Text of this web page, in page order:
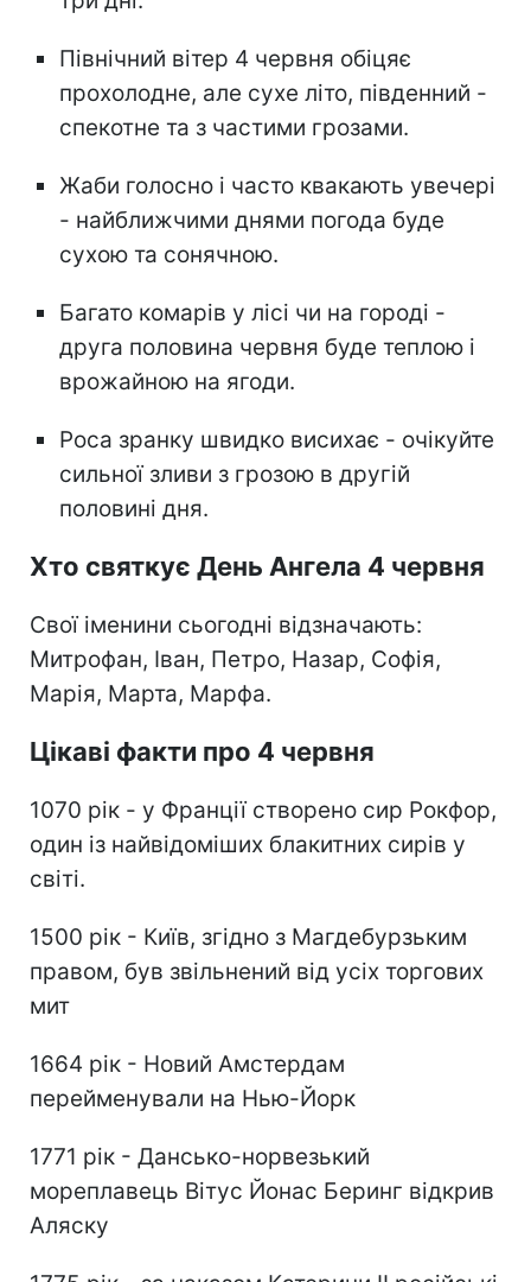
Північний вітер 4 червня обіцяє
прохолодне, але сухе літо, південний -
спекотне та з частими грозами.
Жаби голосно і часто квакають увечері
- найближчими днями погода буде
сухою та сонячною.
Багато комарів у лісі чи на городі -
друга половина червня буде теплою і
врожайною на ягоди.
Роса зранку швидко висихає - очікуйте
сильної зливи з грозою в другій
половині дня.
Хто святкує День Ангела 4 червня
Свої іменини сьогодні відзначають:
Митрофан, Іван, Петро, Назар, Софія,
Марія, Марта, Марфа.
Цікаві факти про 4 червня
1070 рік - у Франції створено сир Рокфор,
один із найвідоміших блакитних сирів у
світі.
1500 рік - Київ, згідно з Магдебурзьким
правом, був звільнений від усіх торгових
мит
1664 рік - Новий Амстердам
перейменували на Нью-Йорк
1771 рік - Дансько-норвезький
мореплавець Вітус Йонас Беринг відкрив
Аляску